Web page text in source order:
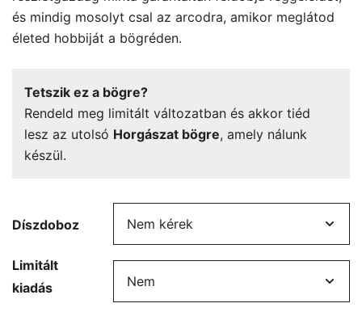
és mindig mosolyt csal az arcodra, amikor meglátod
életed hobbiját a bögréden.
Tetszik ez a bögre?
Rendeld meg limitált változatban és akkor tiéd
lesz az utolsó Horgászat bögre, amely nálunk
készül.
Díszdoboz
Limitált
kiadás